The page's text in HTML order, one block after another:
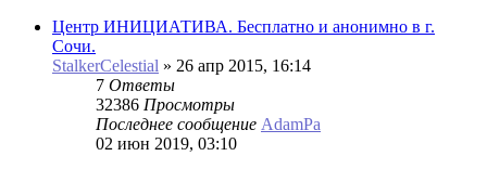
Центр ИНИЦИАТИВА. Бесплатно и анонимно в г.
Сочи.
StalkerCelestial » 26 апр 2015, 16:14
7 Ответы
32386 Просмотры
Последнее сообщение AdamPa
02 июн 2019, 03:10